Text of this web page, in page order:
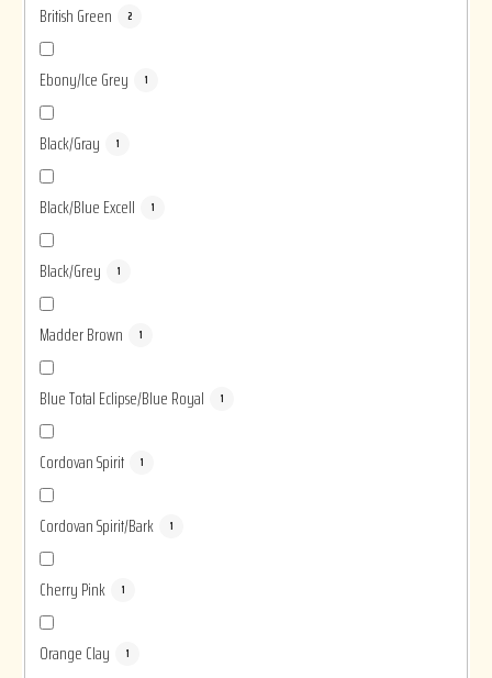
British Green 2
Ebony/Ice Grey 1
Black/Gray 1
Black/Blue Excell 1
Black/Grey 1
Madder Brown 1
Blue Total Eclipse/Blue Royal 1
Cordovan Spirit 1
Cordovan Spirit/Bark 1
Cherry Pink 1
Orange Clay 1